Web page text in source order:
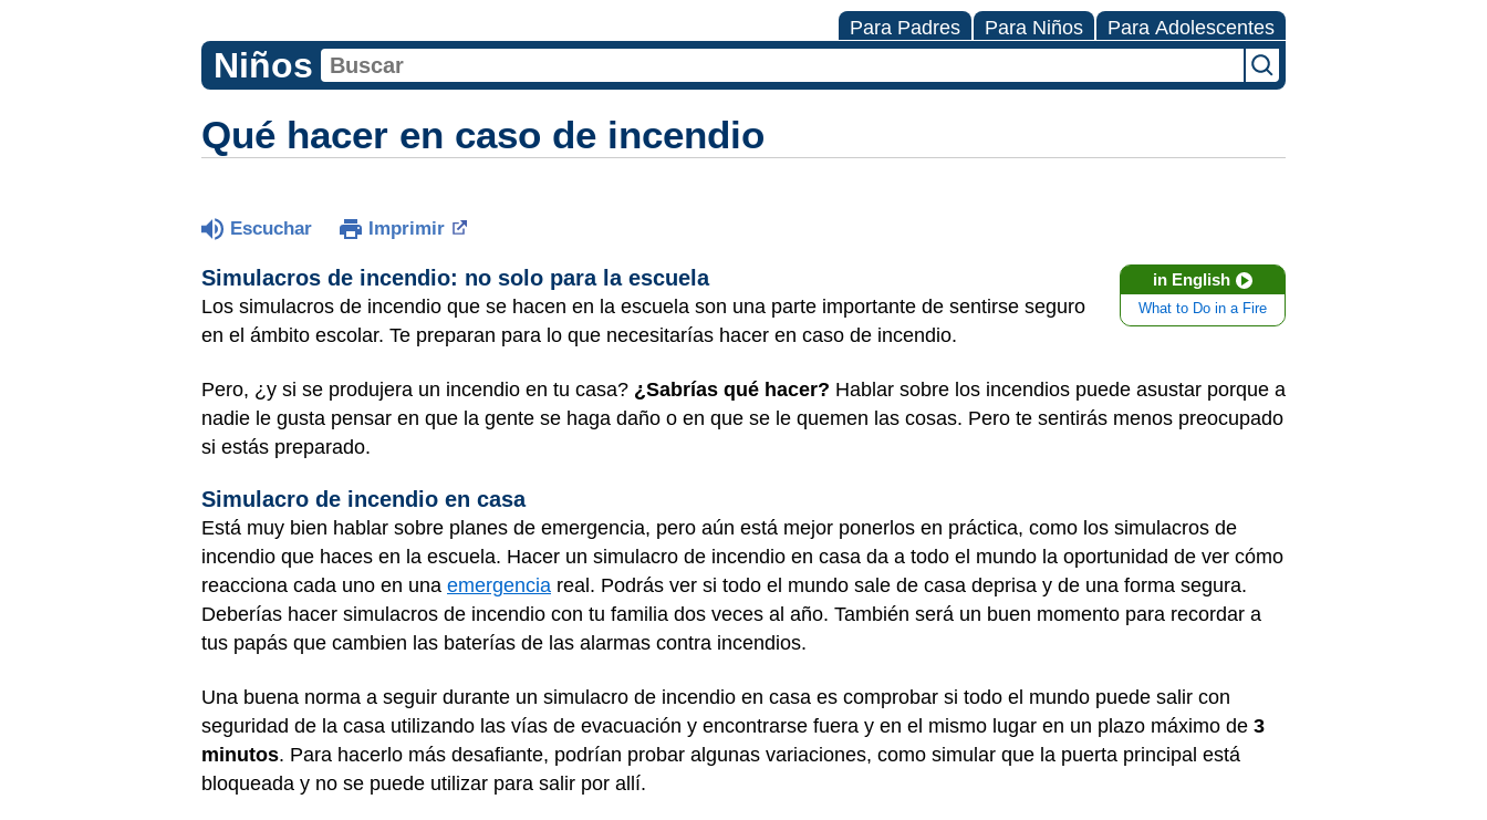
Para Padres Para Niños Para Adolescentes
Niños
Qué hacer en caso de incendio
Escuchar Imprimir
in English
What to Do in a Fire
Simulacros de incendio: no solo para la escuela
Los simulacros de incendio que se hacen en la escuela son una parte importante de sentirse seguro
en el ámbito escolar. Te preparan para lo que necesitarías hacer en caso de incendio.
Pero, ¿y si se produjera un incendio en tu casa? ¿Sabrías qué hacer? Hablar sobre los incendios puede asustar porque a
nadie le gusta pensar en que la gente se haga daño o en que se le quemen las cosas. Pero te sentirás menos preocupado
si estás preparado.
Simulacro de incendio en casa
Está muy bien hablar sobre planes de emergencia, pero aún está mejor ponerlos en práctica, como los simulacros de
incendio que haces en la escuela. Hacer un simulacro de incendio en casa da a todo el mundo la oportunidad de ver cómo
reacciona cada uno en una emergencia real. Podrás ver si todo el mundo sale de casa deprisa y de una forma segura.
Deberías hacer simulacros de incendio con tu familia dos veces al año. También será un buen momento para recordar a
tus papás que cambien las baterías de las alarmas contra incendios.
Una buena norma a seguir durante un simulacro de incendio en casa es comprobar si todo el mundo puede salir con
seguridad de la casa utilizando las vías de evacuación y encontrarse fuera y en el mismo lugar en un plazo máximo de 3
minutos. Para hacerlo más desafiante, podrían probar algunas variaciones, como simular que la puerta principal está
bloqueada y no se puede utilizar para salir por allí.